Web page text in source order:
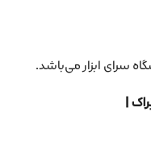
سرای ابزار می‌باشد.
|